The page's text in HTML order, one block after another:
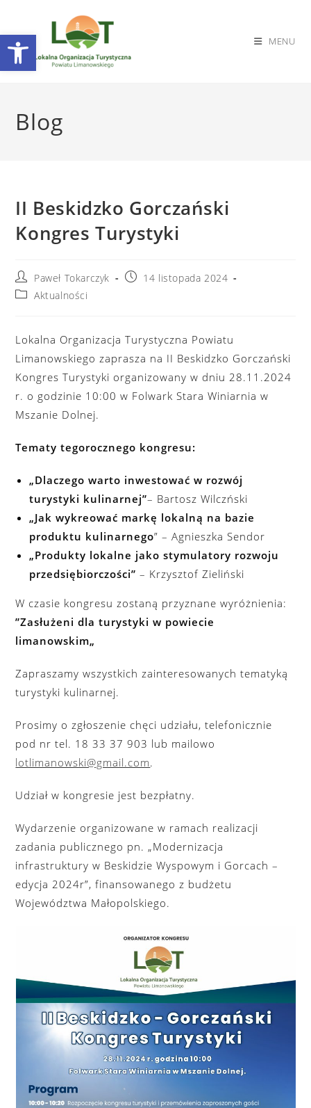
Otwórz pasek narzędzi
content
MENU
Blog
II Beskidzko Gorczański
Kongres Turystyki
Post
author:
Paweł Tokarczyk
Post14 listopada 2024
PostAktualności
Lokalna Organizacja Turystyczna Powiatu
Limanowskiego zaprasza na II Beskidzko Gorczański
Kongres Turystyki organizowany w dniu 28.11.2024
r. o godzinie 10:00 w Folwark Stara Winiarnia w
Mszanie Dolnej.
Tematy tegorocznego kongresu:
„Dlaczego warto inwestować w rozwój
turystyki kulinarnej”– Bartosz Wilczński
„Jak wykreować markę lokalną na bazie
produktu kulinarnego” – Agnieszka Sendor
„Produkty lokalne jako stymulatory rozwoju
przedsiębiorczości” – Krzysztof Zieliński
W czasie kongresu zostaną przyznane wyróżnienia:
”Zasłużeni dla turystyki w powiecie
limanowskim„
Zapraszamy wszystkich zainteresowanych tematyką
turystyki kulinarnej.
Prosimy o zgłoszenie chęci udziału, telefonicznie
pod nr tel. 18 33 37 903 lub mailowo
lotlimanowski@gmail.com.
Udział w kongresie jest bezpłatny.
Wydarzenie organizowane w ramach realizacji
zadania publicznego pn. „Modernizacja
infrastruktury w Beskidzie Wyspowym i Gorcach –
edycja 2024r”, finansowanego z budżetu
Województwa Małopolskiego.